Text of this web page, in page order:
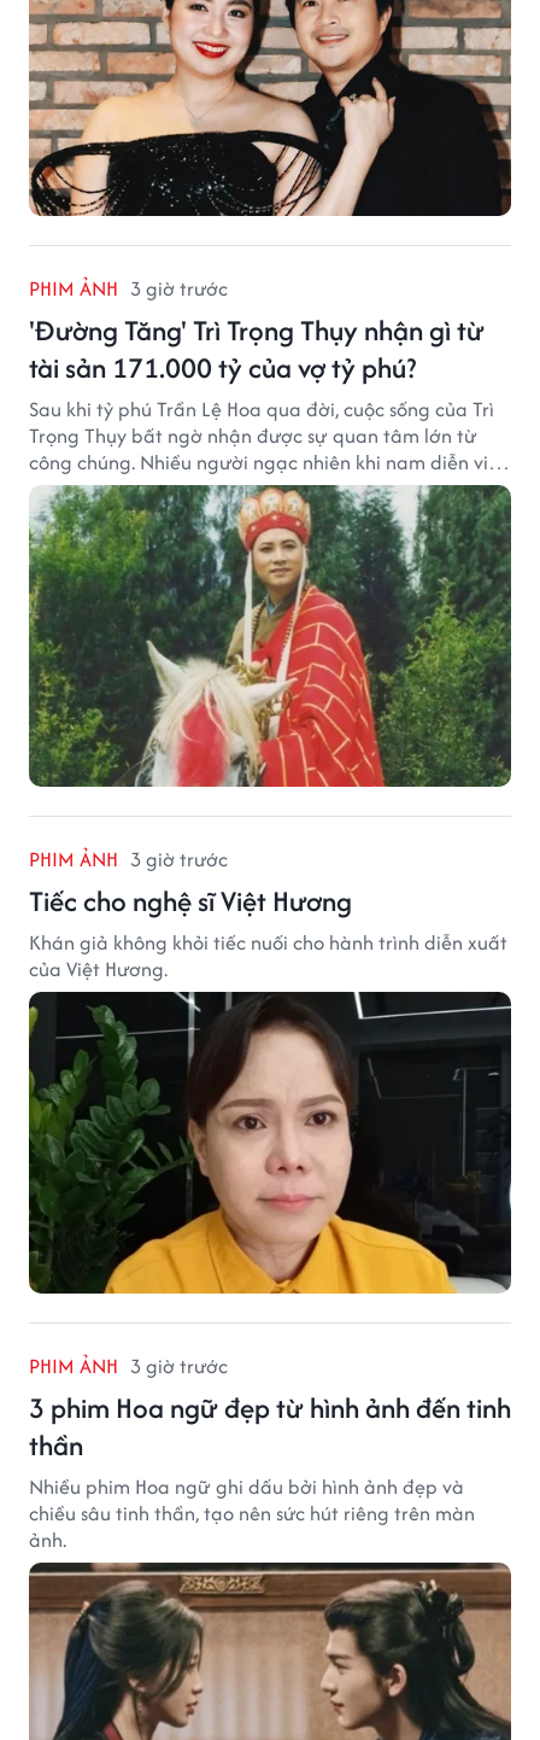
PHIM ẢNH 3 giờ trước
'Đường Tăng' Trì Trọng Thụy nhận gì từ
tài sản 171.000 tỷ của vợ tỷ phú?
Sau khi tỷ phú Trần Lệ Hoa qua đời, cuộc sống của Trì
Trọng Thụy bất ngờ nhận được sự quan tâm lớn từ
công chúng. Nhiều người ngạc nhiên khi nam diễn viên
nổi tiếng với vai Đường Tăng không xuất hiện trong
danh sách thừa kế khối tài sản hàng chục tỷ NDT.
PHIM ẢNH 3 giờ trước
Tiếc cho nghệ sĩ Việt Hương
Khán giả không khỏi tiếc nuối cho hành trình diễn xuất
của Việt Hương.
PHIM ẢNH 3 giờ trước
3 phim Hoa ngữ đẹp từ hình ảnh đến tinh
thần
Nhiều phim Hoa ngữ ghi dấu bởi hình ảnh đẹp và
chiều sâu tinh thần, tạo nên sức hút riêng trên màn
ảnh.